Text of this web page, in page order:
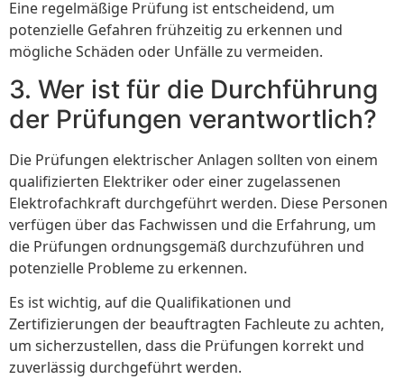
Eine regelmäßige Prüfung ist entscheidend, um
potenzielle Gefahren frühzeitig zu erkennen und
mögliche Schäden oder Unfälle zu vermeiden.
3. Wer ist für die Durchführung
der Prüfungen verantwortlich?
Die Prüfungen elektrischer Anlagen sollten von einem
qualifizierten Elektriker oder einer zugelassenen
Elektrofachkraft durchgeführt werden. Diese Personen
verfügen über das Fachwissen und die Erfahrung, um
die Prüfungen ordnungsgemäß durchzuführen und
potenzielle Probleme zu erkennen.
Es ist wichtig, auf die Qualifikationen und
Zertifizierungen der beauftragten Fachleute zu achten,
um sicherzustellen, dass die Prüfungen korrekt und
zuverlässig durchgeführt werden.